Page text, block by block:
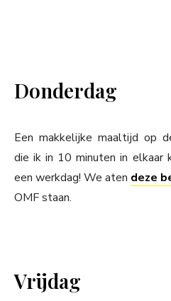
Donderdag
Een makkelijke maaltijd op
die ik in 10 minuten in elkaar
een werkdag! We aten deze
OMF staan.
Vrijdag